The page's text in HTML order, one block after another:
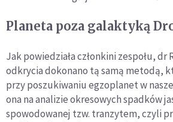
Planeta poza galaktyką
Jak powiedziała członkini zespołu, dr
odkrycia dokonano tą samą metodą,
przy poszukiwaniu egzoplanet w
ona na analizie okresowych spadków
spowodowanej tzw. tranzytem, czyli